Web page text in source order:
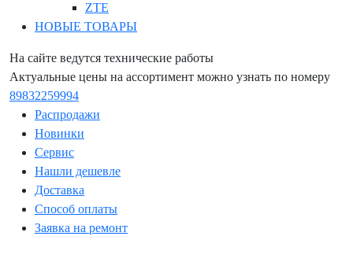
ZTE
НОВЫЕ ТОВАРЫ
На сайте ведутся технические работы
Актуальные цены на ассортимент можно узнать по номеру
89832259994
Распродажи
Новинки
Сервис
Нашли дешевле
Доставка
Способ оплаты
Заявка на ремонт